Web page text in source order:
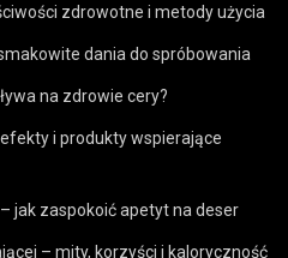
zdrowotne i metody użycia
dania do spróbowania
na zdrowie cery?
i produkty wspierające
jak zaspokoić apetyt na deser
– mity, korzyści i kaloryczność